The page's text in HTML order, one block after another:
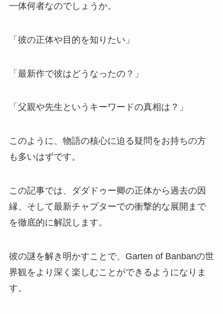
一体何者なのでしょうか。
「彼の正体や目的を知りたい」
「最新作で彼はどうなったの？」
「父親や先生というキーワードの真相は？」
このように、物語の核心に迫る疑問をお持ちの方
も多いはずです。
この記事では、ダダドゥー卿の正体から過去の因
縁、そして最新チャプターでの衝撃的な展開まで
を徹底的に解説します。
彼の謎を解き明かすことで、Garten of Banbanの世
界観をより深く楽しむことができるようになりま
す。